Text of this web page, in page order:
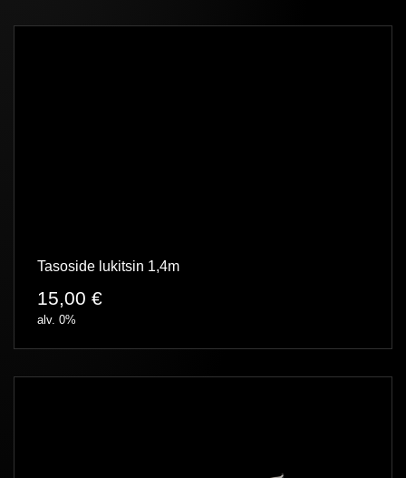
Tasoside lukitsin 1,4m
15,00 €
alv. 0%